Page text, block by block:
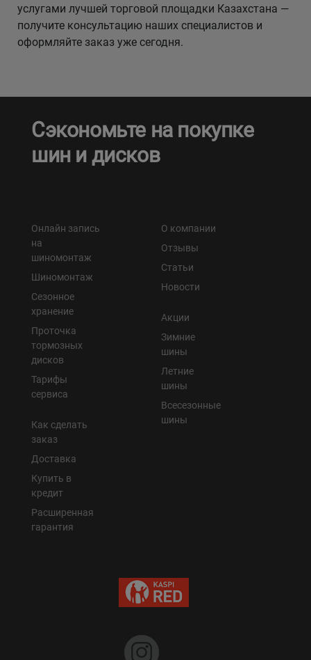
услугами лучшей торговой площадки Казахстана —
получите консультацию наших специалистов и
оформляйте заказ уже сегодня.
Сэкономьте на покупке
шин и дисков
Онлайн запись
на
шиномонтаж
Шиномонтаж
Сезонное
хранение
Проточка
тормозных
дисков
Тарифы
сервиса
Как сделать
заказ
Доставка
Купить в
кредит
Расширенная
гарантия
О компании
Отзывы
Статьи
Новости
Акции
Зимние
шины
Летние
шины
Всесезонные
шины